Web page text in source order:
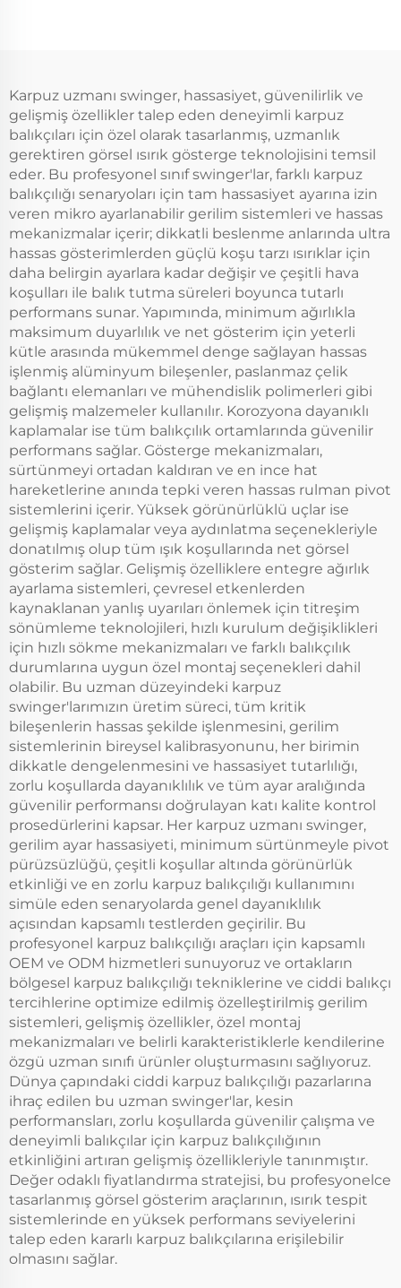
Karpuz uzmanı swinger, hassasiyet, güvenilirlik ve
gelişmiş özellikler talep eden deneyimli karpuz
balıkçıları için özel olarak tasarlanmış, uzmanlık
gerektiren görsel ısırık gösterge teknolojisini temsil
eder. Bu profesyonel sınıf swinger'lar, farklı karpuz
balıkçılığı senaryoları için tam hassasiyet ayarına izin
veren mikro ayarlanabilir gerilim sistemleri ve hassas
mekanizmalar içerir; dikkatli beslenme anlarında ultra
hassas gösterimlerden güçlü koşu tarzı ısırıklar için
daha belirgin ayarlara kadar değişir ve çeşitli hava
koşulları ile balık tutma süreleri boyunca tutarlı
performans sunar. Yapımında, minimum ağırlıkla
maksimum duyarlılık ve net gösterim için yeterli
kütle arasında mükemmel denge sağlayan hassas
işlenmiş alüminyum bileşenler, paslanmaz çelik
bağlantı elemanları ve mühendislik polimerleri gibi
gelişmiş malzemeler kullanılır. Korozyona dayanıklı
kaplamalar ise tüm balıkçılık ortamlarında güvenilir
performans sağlar. Gösterge mekanizmaları,
sürtünmeyi ortadan kaldıran ve en ince hat
hareketlerine anında tepki veren hassas rulman pivot
sistemlerini içerir. Yüksek görünürlüklü uçlar ise
gelişmiş kaplamalar veya aydınlatma seçenekleriyle
donatılmış olup tüm ışık koşullarında net görsel
gösterim sağlar. Gelişmiş özelliklere entegre ağırlık
ayarlama sistemleri, çevresel etkenlerden
kaynaklanan yanlış uyarıları önlemek için titreşim
sönümleme teknolojileri, hızlı kurulum değişiklikleri
için hızlı sökme mekanizmaları ve farklı balıkçılık
durumlarına uygun özel montaj seçenekleri dahil
olabilir. Bu uzman düzeyindeki karpuz
swinger'larımızın üretim süreci, tüm kritik
bileşenlerin hassas şekilde işlenmesini, gerilim
sistemlerinin bireysel kalibrasyonunu, her birimin
dikkatle dengelenmesini ve hassasiyet tutarlılığı,
zorlu koşullarda dayanıklılık ve tüm ayar aralığında
güvenilir performansı doğrulayan katı kalite kontrol
prosedürlerini kapsar. Her karpuz uzmanı swinger,
gerilim ayar hassasiyeti, minimum sürtünmeyle pivot
pürüzsüzlüğü, çeşitli koşullar altında görünürlük
etkinliği ve en zorlu karpuz balıkçılığı kullanımını
simüle eden senaryolarda genel dayanıklılık
açısından kapsamlı testlerden geçirilir. Bu
profesyonel karpuz balıkçılığı araçları için kapsamlı
OEM ve ODM hizmetleri sunuyoruz ve ortakların
bölgesel karpuz balıkçılığı tekniklerine ve ciddi balıkçı
tercihlerine optimize edilmiş özelleştirilmiş gerilim
sistemleri, gelişmiş özellikler, özel montaj
mekanizmaları ve belirli karakteristiklerle kendilerine
özgü uzman sınıfı ürünler oluşturmasını sağlıyoruz.
Dünya çapındaki ciddi karpuz balıkçılığı pazarlarına
ihraç edilen bu uzman swinger'lar, kesin
performansları, zorlu koşullarda güvenilir çalışma ve
deneyimli balıkçılar için karpuz balıkçılığının
etkinliğini artıran gelişmiş özellikleriyle tanınmıştır.
Değer odaklı fiyatlandırma stratejisi, bu profesyonelce
tasarlanmış görsel gösterim araçlarının, ısırık tespit
sistemlerinde en yüksek performans seviyelerini
talep eden kararlı karpuz balıkçılarına erişilebilir
olmasını sağlar.